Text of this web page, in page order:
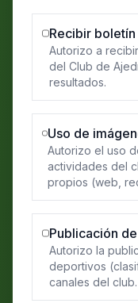
Recibir
Autorizo a
del Club de
resultados.
Uso de
Autorizo el uso
actividades del
propios (web,
Publicación
Autorizo la
deportivos
canales del club.